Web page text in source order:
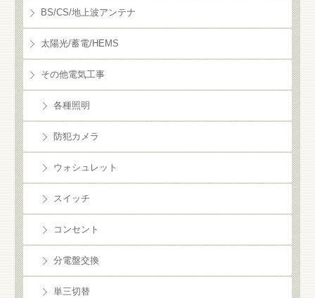
BS/CS/地上波アンテナ
太陽光/蓄電/HEMS
その他電気工事
各種照明
防犯カメラ
ウォシュレット
スイッチ
コンセント
分電盤交換
単三切替